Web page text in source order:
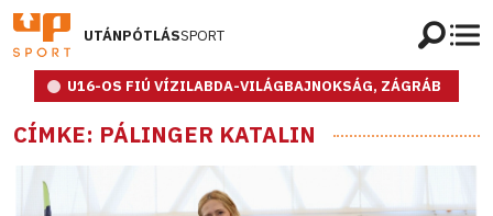
UTÁNPÓTLÁSSPORT
U16-OS FIÚ VÍZILABDA-VILÁGBAJNOKSÁG, ZÁGRÁB
CÍMKE: PÁLINGER KATALIN